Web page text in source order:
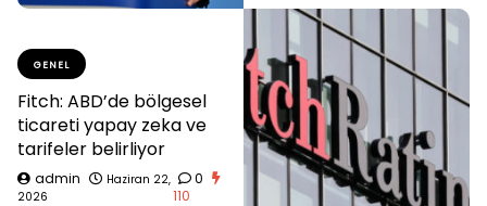
GENEL
Fitch: ABD’de bölgesel
ticareti yapay zeka ve
tarifeler belirliyor
admin
Haziran 22,
2026
0
110